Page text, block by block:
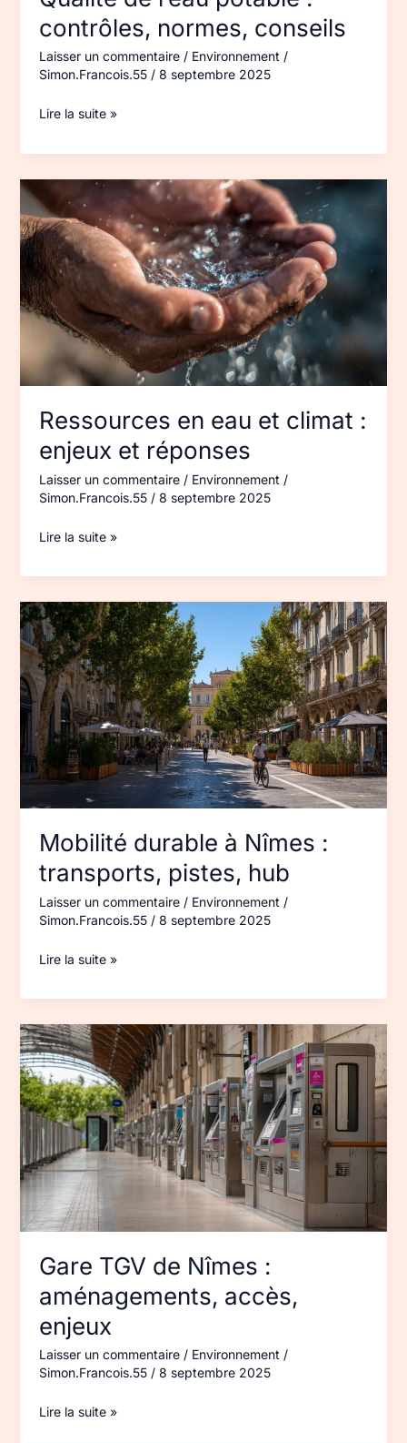
contrôles, normes, conseils
Laisser un commentaire / Environnement /
Simon.Francois.55 / 8 septembre 2025
Lire la suite »
Ressources en eau et climat :
enjeux et réponses
Laisser un commentaire / Environnement /
Simon.Francois.55 / 8 septembre 2025
Ressources
en
eau
et
climat
:
enjeux
réponses
Lire la suite »
Mobilité durable à Nîmes :
transports, pistes, hub
Laisser un commentaire / Environnement /
Simon.Francois.55 / 8 septembre 2025
Mobilité
durable
à
Nîmes
:
transports,
pistes,
hub
Lire la suite »
Gare TGV de Nîmes :
aménagements, accès,
enjeux
Laisser un commentaire / Environnement /
Simon.Francois.55 / 8 septembre 2025
Gare
TGV
de
Nîmes
:
aménagements,
accès,
enjeux
Lire la suite »